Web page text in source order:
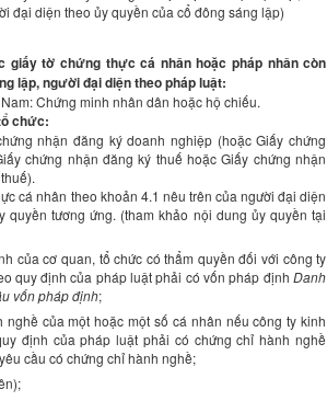
đại diện theo ủy quyền của cổ đông sáng lập)
giấy tờ chứng thực cá nhân hoặc pháp nhân còn
lập, người đại diện theo pháp luật:
Chứng minh nhân dân hoặc hộ chiếu.
chức:
nhận đăng ký doanh nghiệp (hoặc Giấy chứng
chứng nhận đăng ký thuế hoặc Giấy chứng nhận
cá nhân theo khoản 4.1 nêu trên của người đại diện
quyền tương ứng. (tham khảo nội dung ủy quyền tại
của cơ quan, tổ chức có thẩm quyền đối với công ty
quy định của pháp luật phải có vốn pháp địnhDanh
vốn pháp định;
của một hoặc một số cá nhân nếu công ty kinh
định của pháp luật phải có chứng chỉ hành nghề
cầu có chứng chỉ hành nghề;